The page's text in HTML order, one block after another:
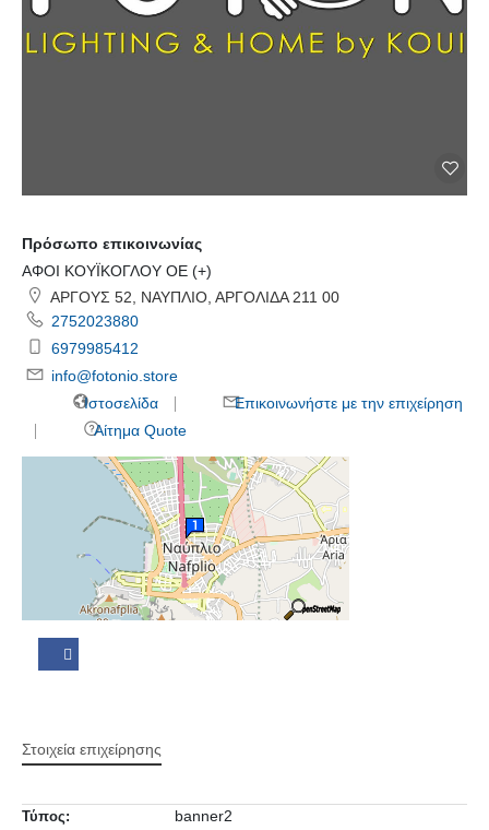
Πρόσωπο επικοινωνίας
ΑΦΟΙ ΚΟΥΪΚΟΓΛΟΥ ΟΕ (+)
ΑΡΓΟΥΣ 52, ΝΑΥΠΛΙΟ, ΑΡΓΟΛΙΔΑ 211 00
2752023880
6979985412
info@fotonio.store
Ιστοσελίδα
Επικοινωνήστε με την επιχείρηση
Αίτημα Quote
Στοιχεία επιχείρησης
Τύπος: banner2